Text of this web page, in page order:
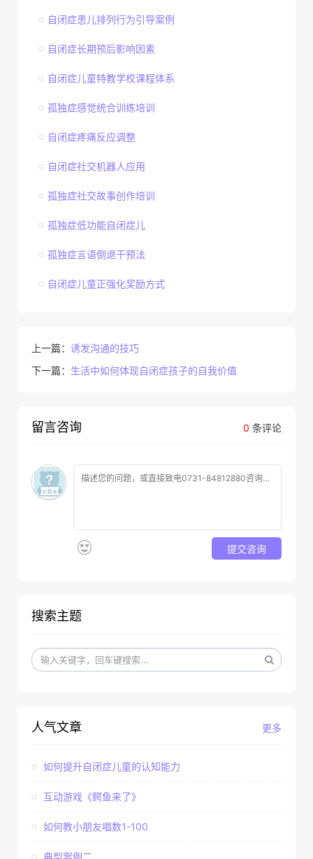
自闭症患儿排列行为引导案例
自闭症长期预后影响因素
自闭症儿童特教学校课程体系
孤独症感觉统合训练培训
自闭症疼痛反应调整
自闭症社交机器人应用
孤独症社交故事创作培训
孤独症低功能自闭症儿
孤独症言语倒退干预法
自闭症儿童正强化奖励方式
上一篇： 诱发沟通的技巧
下一篇： 生活中如何体现自闭症孩子的自我价值
0 条评论
留言咨询
提交咨询
搜索主题
更多
人气文章
如何提升自闭症儿童的认知能力
互动游戏《鳄鱼来了》
如何教小朋友唱数1-100
典型案例二